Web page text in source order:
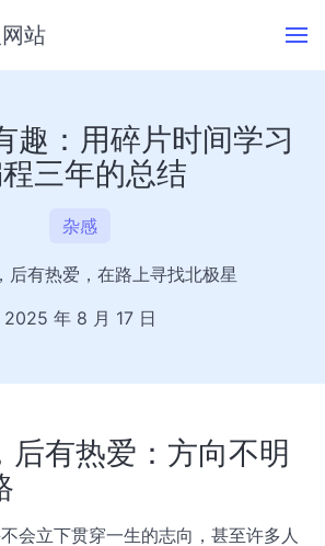
站
趣：用碎片时间学习
三年的总结
杂感
后有热爱，在路上寻找北极星
2025 年 8 月 17 日
后有热爱：方向不明
会立下贯穿一生的志向，甚至许多人